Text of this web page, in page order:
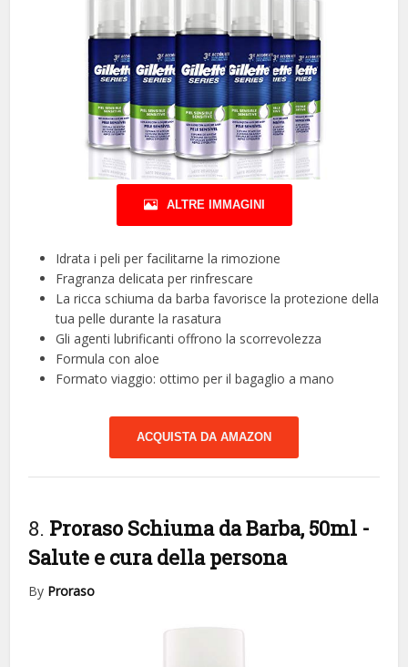
ALTRE IMMAGINI
Idrata i peli per facilitarne la rimozione
Fragranza delicata per rinfrescare
La ricca schiuma da barba favorisce la protezione della
tua pelle durante la rasatura
Gli agenti lubrificanti offrono la scorrevolezza
Formula con aloe
Formato viaggio: ottimo per il bagaglio a mano
ACQUISTA DA AMAZON
8. Proraso Schiuma da Barba, 50ml -
Salute e cura della persona
By Proraso